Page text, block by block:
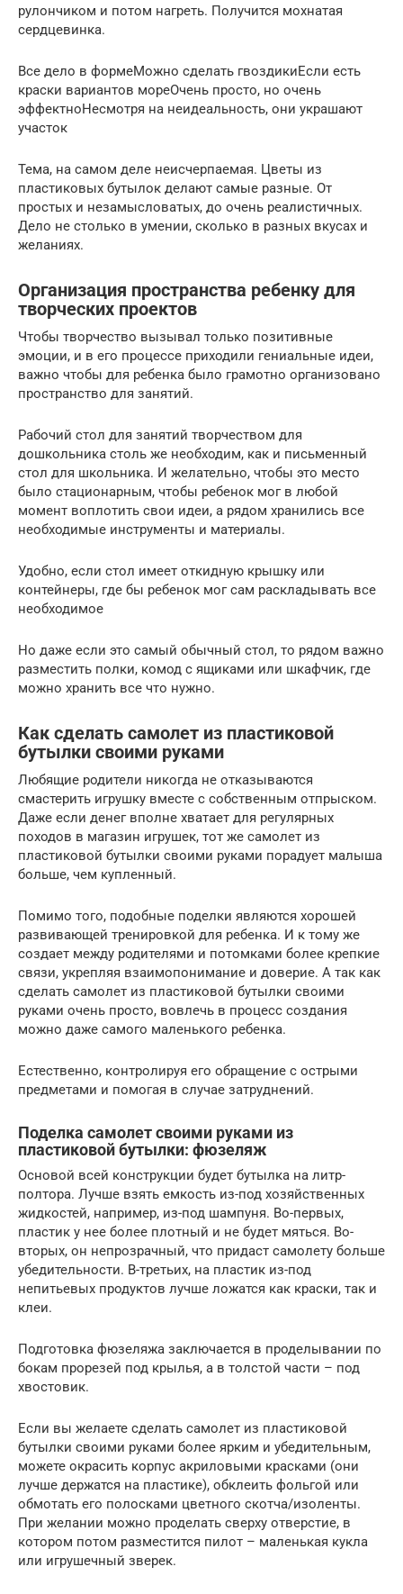
рулончиком и потом нагреть. Получится мохнатая
сердцевинка.
Все дело в формеМожно сделать гвоздикиЕсли есть
краски вариантов мореОчень просто, но очень
эффектноНесмотря на неидеальность, они украшают
участок
Тема, на самом деле неисчерпаемая. Цветы из
пластиковых бутылок делают самые разные. От
простых и незамысловатых, до очень реалистичных.
Дело не столько в умении, сколько в разных вкусах и
желаниях.
Организация пространства ребенку для
творческих проектов
Чтобы творчество вызывал только позитивные
эмоции, и в его процессе приходили гениальные идеи,
важно чтобы для ребенка было грамотно организовано
пространство для занятий.
Рабочий стол для занятий творчеством для
дошкольника столь же необходим, как и письменный
стол для школьника. И желательно, чтобы это место
было стационарным, чтобы ребенок мог в любой
момент воплотить свои идеи, а рядом хранились все
необходимые инструменты и материалы.
Удобно, если стол имеет откидную крышку или
контейнеры, где бы ребенок мог сам раскладывать все
необходимое
Но даже если это самый обычный стол, то рядом важно
разместить полки, комод с ящиками или шкафчик, где
можно хранить все что нужно.
Как сделать самолет из пластиковой
бутылки своими руками
Любящие родители никогда не отказываются
смастерить игрушку вместе с собственным отпрыском.
Даже если денег вполне хватает для регулярных
походов в магазин игрушек, тот же самолет из
пластиковой бутылки своими руками порадует малыша
больше, чем купленный.
Помимо того, подобные поделки являются хорошей
развивающей тренировкой для ребенка. И к тому же
создает между родителями и потомками более крепкие
связи, укрепляя взаимопонимание и доверие. А так как
сделать самолет из пластиковой бутылки своими
руками очень просто, вовлечь в процесс создания
можно даже самого маленького ребенка.
Естественно, контролируя его обращение с острыми
предметами и помогая в случае затруднений.
Поделка самолет своими руками из
пластиковой бутылки: фюзеляж
Основой всей конструкции будет бутылка на литр-
полтора. Лучше взять емкость из-под хозяйственных
жидкостей, например, из-под шампуня. Во-первых,
пластик у нее более плотный и не будет мяться. Во-
вторых, он непрозрачный, что придаст самолету больше
убедительности. В-третьих, на пластик из-под
непитьевых продуктов лучше ложатся как краски, так и
клеи.
Подготовка фюзеляжа заключается в проделывании по
бокам прорезей под крылья, а в толстой части – под
хвостовик.
Если вы желаете сделать самолет из пластиковой
бутылки своими руками более ярким и убедительным,
можете окрасить корпус акриловыми красками (они
лучше держатся на пластике), обклеить фольгой или
обмотать его полосками цветного скотча/изоленты.
При желании можно проделать сверху отверстие, в
котором потом разместится пилот – маленькая кукла
или игрушечный зверек.